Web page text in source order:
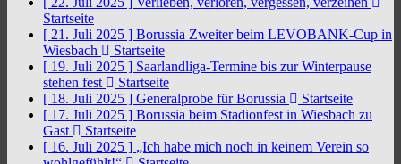
Startseite
[ 21. Juli 2025 ] Borussia Zweiter beim LEVOBANK-Cup in
Wiesbach
Startseite
[ 19. Juli 2025 ] Saarlandliga-Termine bis zur Winterpause
stehen fest
Startseite
[ 18. Juli 2025 ] Generalprobe für Borussia
Startseite
[ 17. Juli 2025 ] Borussia beim Stadionfest in Wiesbach zu
Gast
Startseite
[ 16. Juli 2025 ] „Ich habe mich noch in keinem Verein so